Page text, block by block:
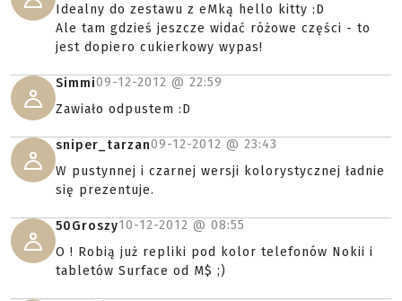
Idealny do zestawu z eMką hello kitty :D
Ale tam gdzieś jeszcze widać różowe części - to
jest dopiero cukierkowy wypas!
Simmi09-12-2012 @ 22:59
Zawiało odpustem :D
sniper_tarzan09-12-2012 @ 23:43
W pustynnej i czarnej wersji kolorystycznej ładnie
się prezentuje.
50Groszy10-12-2012 @ 08:55
O ! Robią już repliki pod kolor telefonów Nokii i
tabletów Surface od M$ ;)